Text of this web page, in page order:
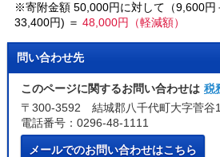
※寄附金額 50,000円に対して（9,600円
33,400円) ＝ 48,000円（軽減額）
問い合わせ先
このページに関するお問い合わせは 税
〒300-3592 結城郡八千代町大字菅谷
電話番号：0296-48-1111
メールでのお問い合わせはこちら